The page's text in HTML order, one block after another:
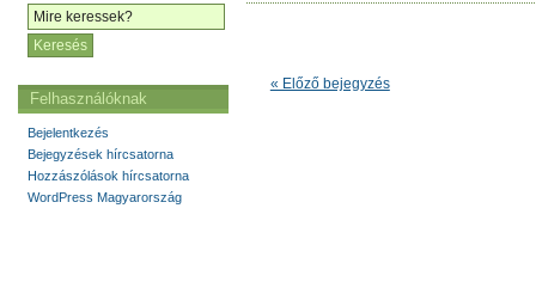
« Előző bejegyzés
Felhasználóknak
Bejelentkezés
Bejegyzések hírcsatorna
Hozzászólások hírcsatorna
WordPress Magyarország